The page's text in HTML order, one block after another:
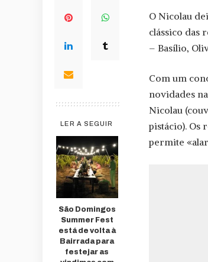
LER A SEGUIR
São Domingos
Summer Fest
está de volta à
Bairrada para
festejar as
O Nicolau
clássico das
– Basílio,
Com um
novidades
Nicolau
pistácio). Os
permite